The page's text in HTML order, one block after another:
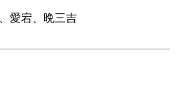
愛宕、晩三吉